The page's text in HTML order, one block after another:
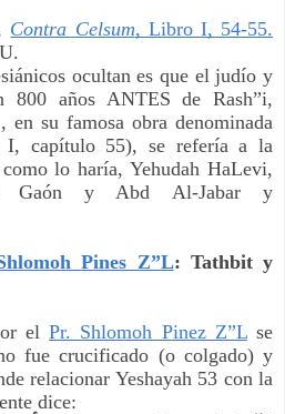
Contra Celsum, Libro I, 54-55.
ocultan es que el judío y
800 años ANTES de Rash”i,
en su famosa obra denominada
I, capítulo 55), se refería a la
lo haría, Yehudah HaLevi,
Gaón y Abd Al-Jabar y
Pines Z”L: Tathbit y
el Pr. Shlomoh Pinez Z”L se
fue crucificado (o colgado) y
relacionar Yeshayah 53 con la
dice: